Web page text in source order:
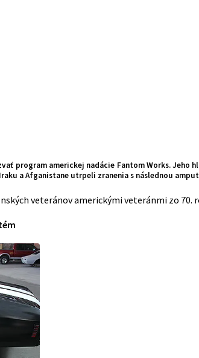
program americkej nadácie Fantom Works.
a Afganistane utrpeli zranenia s následnou
veteránov americkými veteránmi zo 70.